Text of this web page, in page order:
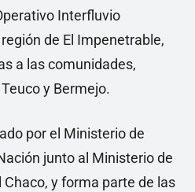
Interfluvio
de El Impenetrable,
a las comunidades,
y Bermejo.
por el Ministerio de
junto al Ministerio de
y forma parte de las